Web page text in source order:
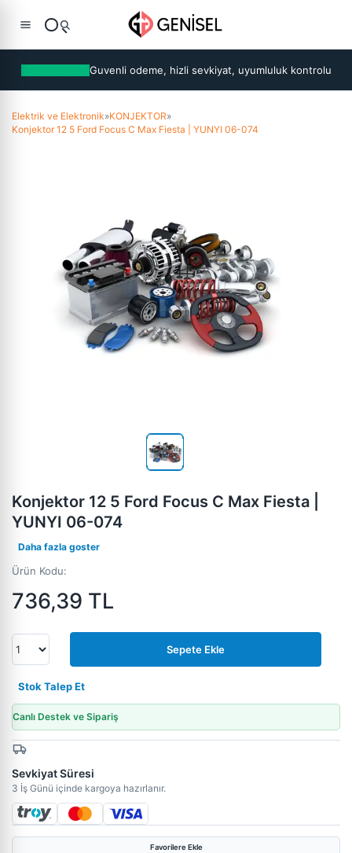
Guvenli odeme, hizli sevkiyat, uyumluluk kontrolu
Elektrik ve Elektronik»KONJEKTOR»
Konjektor 12 5 Ford Focus C Max Fiesta | YUNYI 06-074
Konjektor 12 5 Ford Focus C Max Fiesta |
YUNYI 06-074
Daha fazla goster
Ürün Kodu:
736,39 TL
Sepete Ekle
Stok Talep Et
Canlı Destek ve Sipariş
Sevkiyat Süresi
3 İş Günü içinde kargoya hazırlanır.
Favorilere Ekle